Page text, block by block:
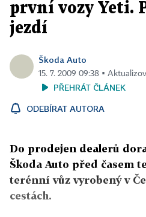
první vozy Yeti.
jezdí
Škoda Auto
15. 7. 2009 09:38 ▪
PŘEHRÁT ČLÁNEK
ODEBÍRAT AUTORA
Do prodejen dealerů
Škoda Auto před časem
terénní vůz vyrobený v
cestách.